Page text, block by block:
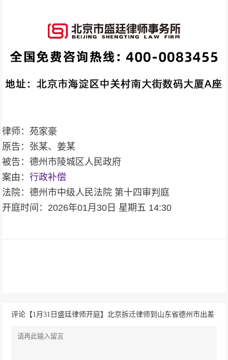
律师：苑家豪
原告：张某、姜某
被告：德州市陵城区人民政府
案由：行政补偿
法院：德州市中级人民法院 第十四审判庭
开庭时间：2026年01月30日 星期五 14:30
评论【1月31日盛廷律师开庭】北京拆迁律师到山东省德州市出差
办案 案由：行政补偿